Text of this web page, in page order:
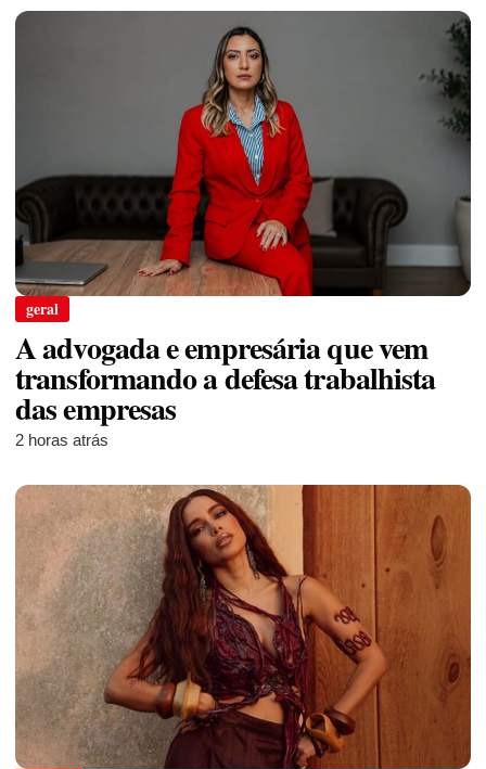
geral
A advogada e empresária que vem
transformando a defesa trabalhista
das empresas
2 horas atrás